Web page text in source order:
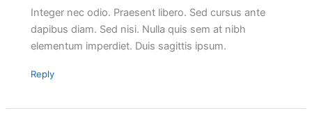
Integer nec odio. Praesent libero. Sed cursus ante
dapibus diam. Sed nisi. Nulla quis sem at nibh
elementum imperdiet. Duis sagittis ipsum.
Reply